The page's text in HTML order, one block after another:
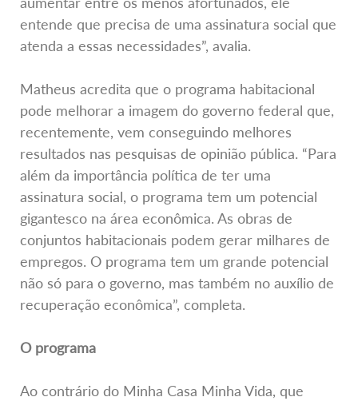
entende que precisa de uma assinatura social que
atenda a essas necessidades”, avalia.
Matheus acredita que o programa habitacional
pode melhorar a imagem do governo federal que,
recentemente, vem conseguindo melhores
resultados nas pesquisas de opinião pública. “Para
além da importância política de ter uma
assinatura social, o programa tem um potencial
gigantesco na área econômica. As obras de
conjuntos habitacionais podem gerar milhares de
empregos. O programa tem um grande potencial
não só para o governo, mas também no auxílio de
recuperação econômica”, completa.
O programa
Ao contrário do Minha Casa Minha Vida, que